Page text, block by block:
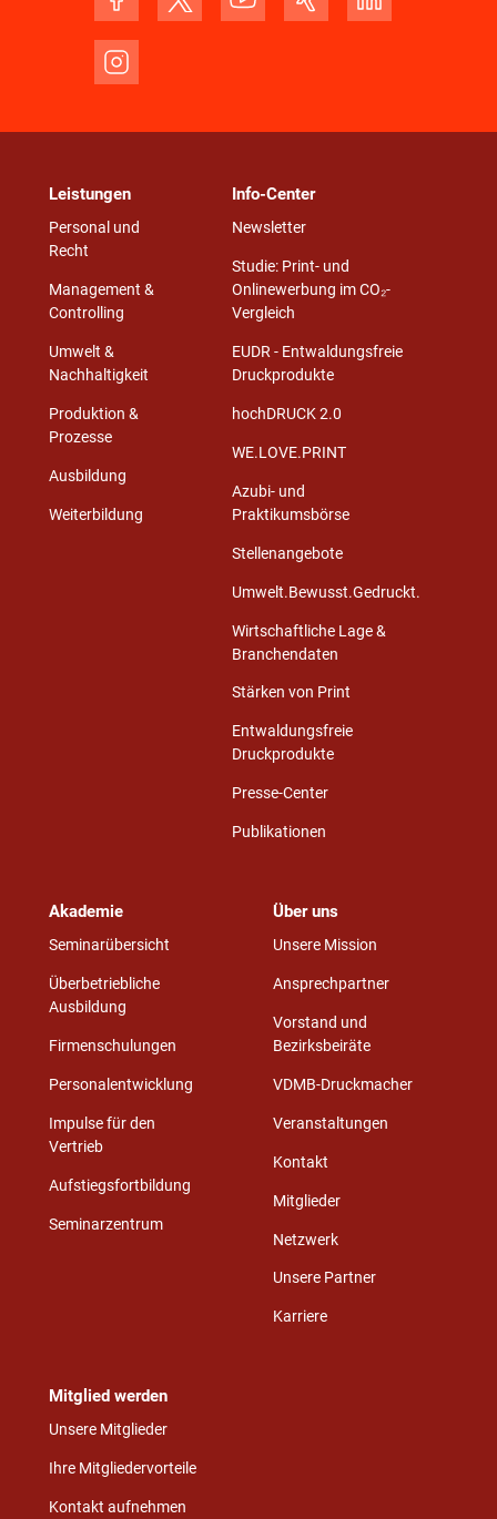
Leistungen
Personal und
Recht
Management &
Controlling
Umwelt &
Nachhaltigkeit
Produktion &
Prozesse
Ausbildung
Weiterbildung
Info-Center
Newsletter
Studie: Print- und
Onlinewerbung im CO₂-
Vergleich
EUDR - Entwaldungsfreie
Druckprodukte
hochDRUCK 2.0
WE.LOVE.PRINT
Azubi- und
Praktikumsbörse
Stellenangebote
Umwelt.Bewusst.Gedruckt.
Wirtschaftliche Lage &
Branchendaten
Stärken von Print
Entwaldungsfreie
Druckprodukte
Presse-Center
Publikationen
Akademie
Seminarübersicht
Überbetriebliche
Ausbildung
Firmenschulungen
Personalentwicklung
Impulse für den
Vertrieb
Aufstiegsfortbildung
Seminarzentrum
Über uns
Unsere Mission
Ansprechpartner
Vorstand und
Bezirksbeiräte
VDMB-Druckmacher
Veranstaltungen
Kontakt
Mitglieder
Netzwerk
Unsere Partner
Karriere
Mitglied werden
Unsere Mitglieder
Ihre Mitgliedervorteile
Kontakt aufnehmen